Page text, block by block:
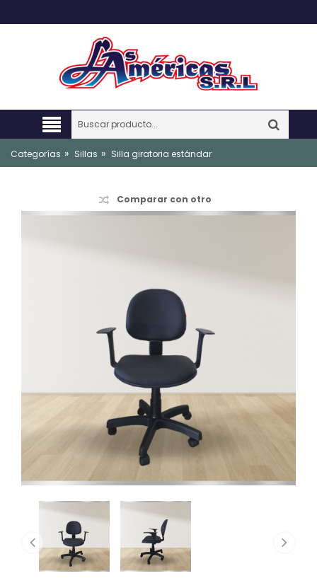
Categorías » Sillas » Silla giratoria estándar
Comparar con otro